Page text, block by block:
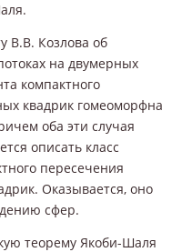
В.В. Козлова об
на двумерных
компактного
квадрик гомеоморфна
оба эти случая
описать класс
пересечения
Оказывается, оно
сфер.
теорему Якоби-Шаля